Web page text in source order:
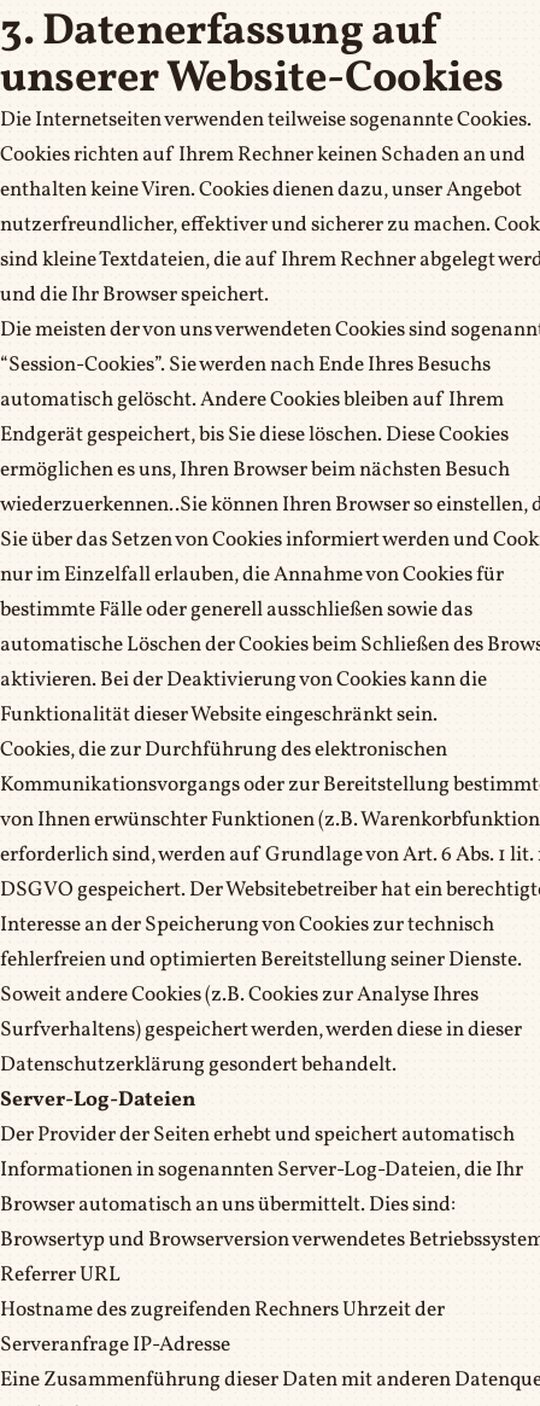
3. Datenerfassung auf
unserer Website-Cookies
Die Internetseiten verwenden teilweise sogenannte Cookies.
Cookies richten auf Ihrem Rechner keinen Schaden an und
enthalten keine Viren. Cookies dienen dazu, unser Angebot
nutzerfreundlicher, effektiver und sicherer zu machen.
sind kleine Textdateien, die auf Ihrem Rechner abgelegt
und die Ihr Browser speichert.
Die meisten der von uns verwendeten Cookies sind
“Session-Cookies”. Sie werden nach Ende Ihres Besuchs
automatisch gelöscht. Andere Cookies bleiben auf Ihrem
Endgerät gespeichert, bis Sie diese löschen. Diese Cookies
ermöglichen es uns, Ihren Browser beim nächsten Besuch
wiederzuerkennen..Sie können Ihren Browser so einstellen,
Sie über das Setzen von Cookies informiert werden und
nur im Einzelfall erlauben, die Annahme von Cookies für
bestimmte Fälle oder generell ausschließen sowie das
automatische Löschen der Cookies beim Schließen des
aktivieren. Bei der Deaktivierung von Cookies kann die
Funktionalität dieser Website eingeschränkt sein.
Cookies, die zur Durchführung des elektronischen
Kommunikationsvorgangs oder zur Bereitstellung
von Ihnen erwünschter Funktionen (z.B.
erforderlich sind, werden auf Grundlage von Art. 6 Abs. 1
DSGVO gespeichert. Der Websitebetreiber hat ein
Interesse an der Speicherung von Cookies zur technisch
fehlerfreien und optimierten Bereitstellung seiner Dienste.
Soweit andere Cookies (z.B. Cookies zur Analyse Ihres
Surfverhaltens) gespeichert werden, werden diese in dieser
Datenschutzerklärung gesondert behandelt.
Server-Log-Dateien
Der Provider der Seiten erhebt und speichert automatisch
Informationen in sogenannten Server-Log-Dateien, die Ihr
Browser automatisch an uns übermittelt. Dies sind:
Browsertyp und Browserversion verwendetes
Referrer URL
Hostname des zugreifenden Rechners Uhrzeit der
Serveranfrage IP-Adresse
Eine Zusammenführung dieser Daten mit anderen